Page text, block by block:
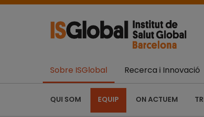
Sobre ISGlobal
QUI SOM EQUIP ON ACTUEM
Recerca i Innovació